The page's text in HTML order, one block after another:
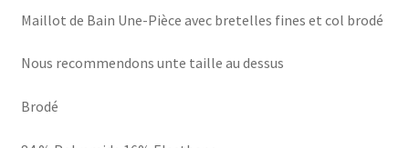
Maillot de Bain Une-Pièce avec bretelles fines et col brodé
Nous recommendons unte taille au dessus
Brodé